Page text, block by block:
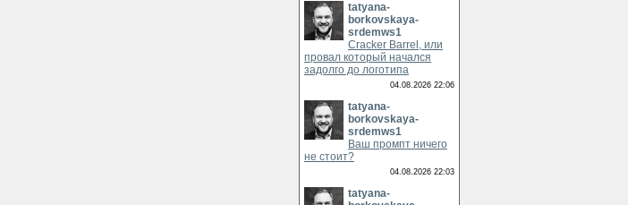
tatyana-
borkovskaya-
srdemws1
Cracker Barrel, или
провал который начался
задолго до логотипа
04.08.2026 22:06
tatyana-
borkovskaya-
srdemws1
Ваш промпт ничего
не стоит?
04.08.2026 22:03
tatyana-